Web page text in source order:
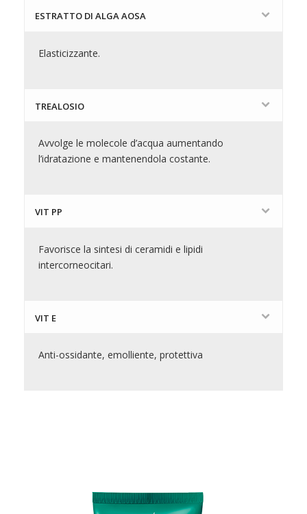
ESTRATTO DI ALGA AOSA
Elasticizzante.
TREALOSIO
Avvolge le molecole d’acqua aumentando
l’idratazione e mantenendola costante.
VIT PP
Favorisce la sintesi di ceramidi e lipidi
intercorneocitari.
VIT E
Anti-ossidante, emolliente, protettiva